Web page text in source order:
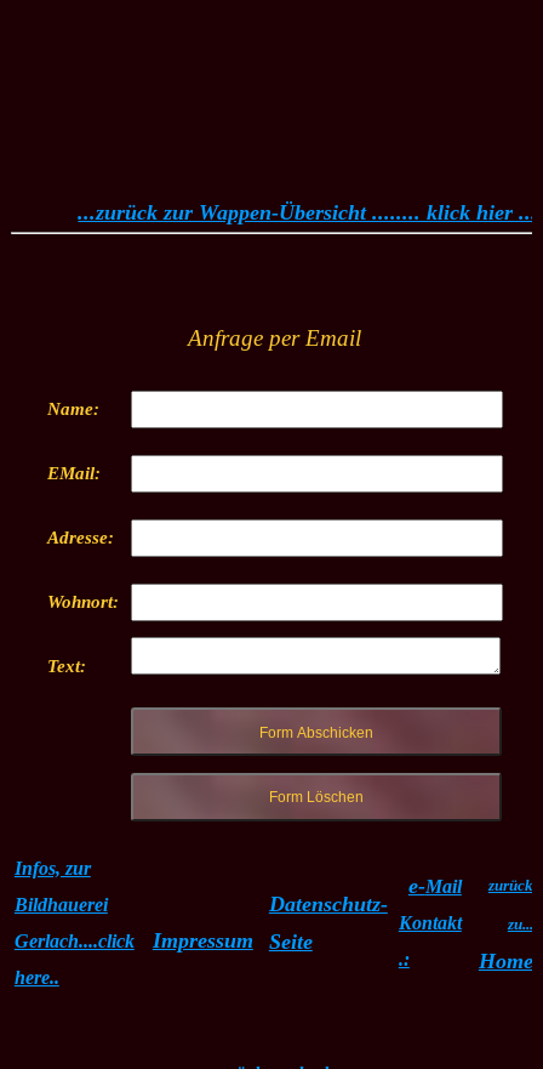
...zurück zur Wappen-Übersicht ........ klick hier ...
Anfrage per Email
Name:
EMail:
Adresse:
Wohnort:
Text:
Infos, zur
Bildhauerei
Gerlach....click
here..
Impressum
Datenschutz-
Seite
e-Mail
Kontakt
.:
zurück
zu...
Home